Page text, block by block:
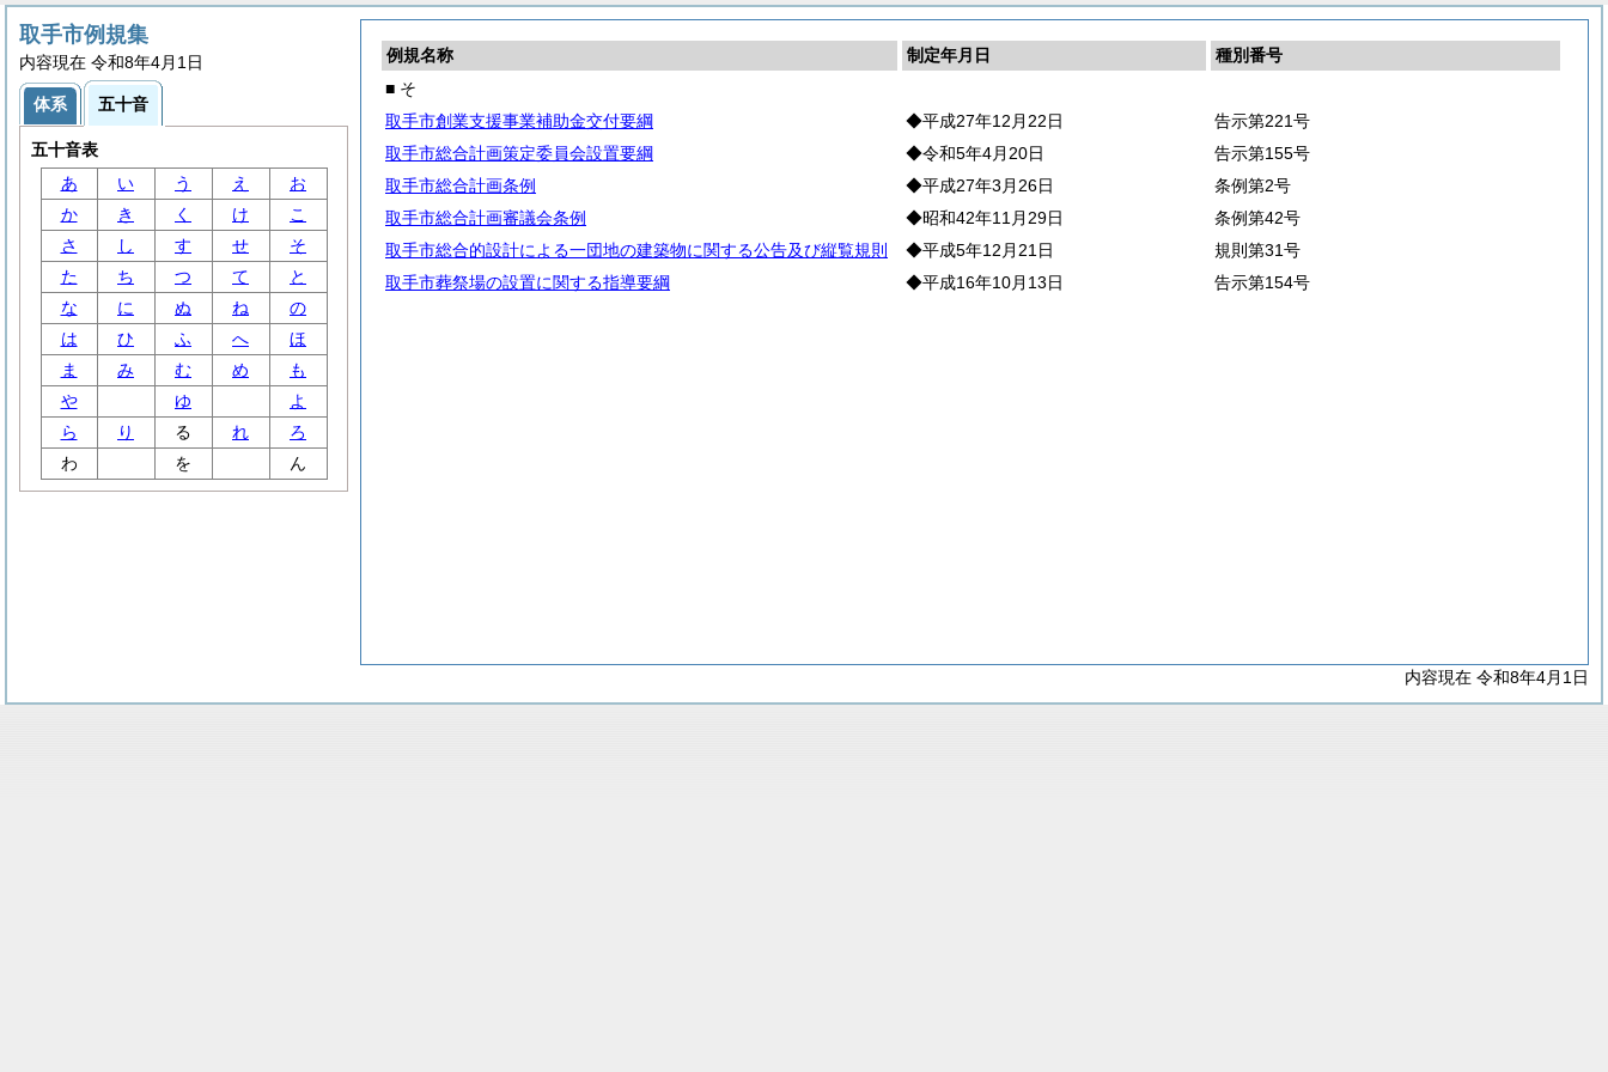
例規名称 制定年月日
種別番号
■ そ
取手市創業支援事業補助金交付要綱
◆平成27年12月22日
告示第221号
取手市総合計画策定委員会設置要綱
◆令和5年4月20日
告示第155号
取手市総合計画条例
◆平成27年3月26日
条例第2号
取手市総合計画審議会条例
◆昭和42年11月29日
条例第42号
取手市総合的設計による一団地の建築物に関する公告及び縦覧規則
◆平成5年12月21日
規則第31号
取手市葬祭場の設置に関する指導要綱
◆平成16年10月13日 告示第154号
内容現在 令和8年4月1日
取手市例規集
内容現在 令和8年4月1日
体系 五十音
五十音表
あ
い う え
お
か
き く け
こ
さ
し す せ
そ
た
ち つ て
と
な
に ぬ ね
の
は
ひ ふ へ
ほ
ま
み む め
も
や
ゆ
よ
ら
り る れ
ろ
わ
を ん